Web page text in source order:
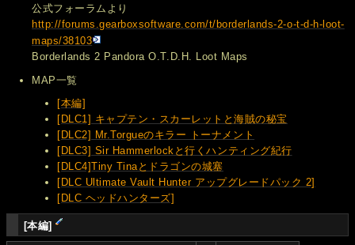
公式フォーラムより
http://forums.gearboxsoftware.com/t/borderlands-2-o-t-d-h-loot-
maps/38103
Borderlands 2 Pandora O.T.D.H. Loot Maps
MAP一覧
[本編]
[DLC1] キャプテン・スカーレットと海賊の秘宝
[DLC2] Mr.Torgueのキラー トーナメント
[DLC3] Sir Hammerlockと行くハンティング紀行
[DLC4]Tiny Tinaとドラゴンの城塞
[DLC Ultimate Vault Hunter アップグレードパック 2]
[DLC ヘッドハンターズ]
[本編]